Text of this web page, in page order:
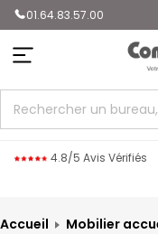
01.64.83.57.00
4.8/5 Avis Vérifiés
Accueil Mobilier